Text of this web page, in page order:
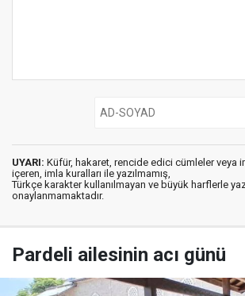
UYARI: Küfür, hakaret, rencide edici cümleler veya
içeren, imla kuralları ile yazılmamış,
Türkçe karakter kullanılmayan ve büyük harflerle
onaylanmamaktadır.
Pardeli ailesinin acı günü